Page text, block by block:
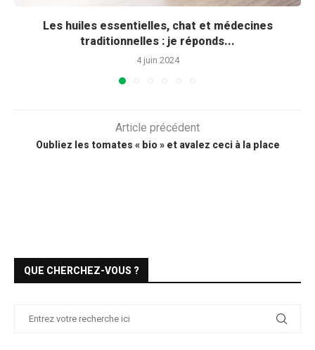
Les huiles essentielles, chat et médecines
traditionnelles : je réponds...
4 juin 2024
Article précédent
Oubliez les tomates « bio » et avalez ceci à la place
QUE CHERCHEZ-VOUS ?